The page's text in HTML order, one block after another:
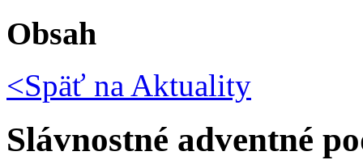
Obsah
<Späť na Aktuality
Slávnostné adventné